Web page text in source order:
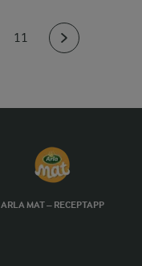
11
ARLA MAT – RECEPTAPP